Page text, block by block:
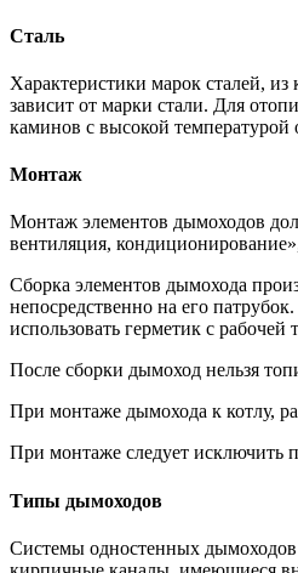
Сталь
Характеристики марок сталей,
зависит от марки стали. Для
каминов с высокой
Монтаж
Монтаж элементов дымоходов
вентиляция,
Сборка элементов дымохода
непосредственно на его
использовать герметик с
После сборки дымоход нельзя
При монтаже дымохода к котлу,
При монтаже следует исключить
Типы дымоходов
Системы одностенных